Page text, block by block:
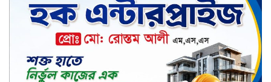
৮ ব্র্যান্ডের ফর্সাকারী ক্রিমে বিপজ্জনক
মাত্রায় মার্কারি, সতর্ক করল বিএসটিআই
জুলাই গণঅভ্যুত্থান ছিল সর্বস্তরের
মানুষের আন্দোলন: মুহাম্মদ ইউনূস